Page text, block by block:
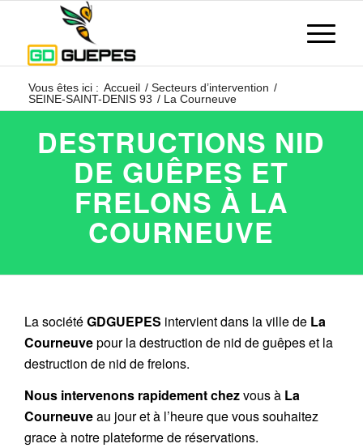
Vous êtes ici : Accueil / Secteurs d’intervention /
SEINE-SAINT-DENIS 93 / La Courneuve
DESTRUCTIONS NID
DE GUÊPES ET
FRELONS À LA
COURNEUVE
La sociétéGDGUEPES intervient dans la ville de La
Courneuvepour la destruction de nid de guêpes et la
destruction de nid de frelons.
Nous intervenons rapidement chezvous à La
Courneuveau jour et à l’heure que vous souhaitez
grace à notre plateforme de réservations.